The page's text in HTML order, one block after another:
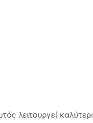
λειτουργεί